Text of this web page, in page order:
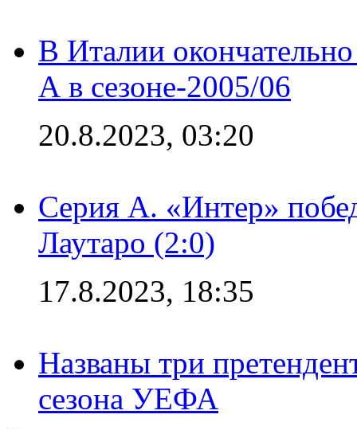
В Италии
А в сезоне-2005/06
20.8.2023, 03:20
Серия А. «Интер»
Лаутаро (2:0)
17.8.2023, 18:35
Названы три
сезона УЕФА